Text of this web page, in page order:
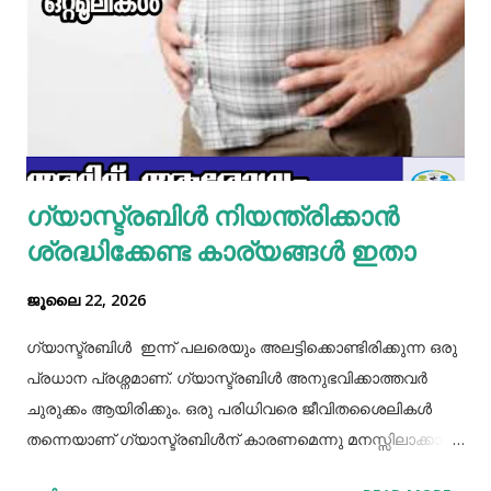
എന്നിവ ചേർത്ത് നന്നായിട്ട് അടിച്ചെടുക്കാം. ഇനി ഒരു പാനിൽ
മാവൊഴിച്ചു ദോശ ചുട്ടെടുക്കാം. ഇനി ഒരു പാത്രത്തിൽ മുട്ട
പൊട്ടിച്ച് ഒഴിക്കാം കൂടെത്തന്നെ പാൽ, കുരുമുളകുപൊടി, ഉപ്പ്,
മല്ലിയില എന്നിവ ചേർത്തൊരു മിക്സ്‌ തയാറാക്കാം. ഇനി
ഒരു പാനിൽ കുറച്ച് നെയ്യ് തടവിയ ശേഷം അതിൽ തയാ...
ഗ്യാസ്ട്രബിൾ നിയന്ത്രിക്കാൻ
ശ്രദ്ധിക്കേണ്ട കാര്യങ്ങൾ ഇതാ
ജൂലൈ 22, 2026
ഗ്യാസ്ട്രബിൾ ഇന്ന് പലരെയും അലട്ടിക്കൊണ്ടിരിക്കുന്ന ഒരു
പ്രധാന പ്രശ്നമാണ്. ഗ്യാസ്ട്രബിൾ അനുഭവിക്കാത്തവർ
ചുരുക്കം ആയിരിക്കും. ഒരു പരിധിവരെ ജീവിതശൈലികൾ
തന്നെയാണ് ഗ്യാസ്ട്രബിൾന് കാരണമെന്നു മനസ്സിലാക്കാം.